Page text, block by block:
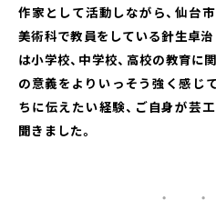
作家として活動しながら、仙台
美術科で教員をしている針生卓治
は小学校、中学校、高校の教育に
の意義をよりいっそう強く感じ
ちに伝えたい経験、ご自身が芸
聞きました。
・